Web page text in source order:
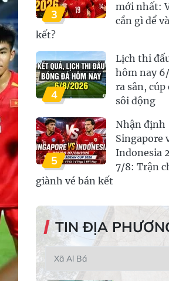
3
mới nhất:
cần gì để
kết?
4
Lịch thi
hôm nay
ra sân, cúp
sôi động
5
Nhận định
Singapore
Indonesia
7/8: Trận
giành vé bán kết
TIN ĐỊA